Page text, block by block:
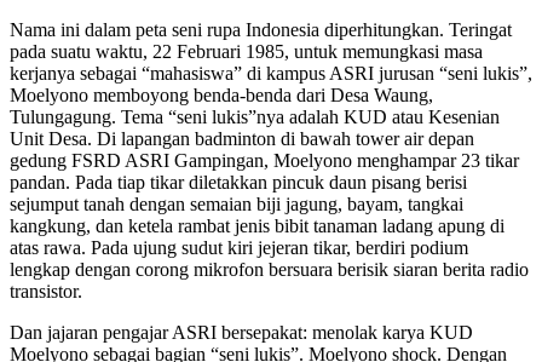
Nama ini dalam peta seni rupa Indonesia diperhitungkan. Teringat
pada suatu waktu, 22 Februari 1985, untuk memungkasi masa
kerjanya sebagai “mahasiswa” di kampus ASRI jurusan “seni lukis”,
Moelyono memboyong benda-benda dari Desa Waung,
Tulungagung. Tema “seni lukis”nya adalah KUD atau Kesenian
Unit Desa. Di lapangan badminton di bawah tower air depan
gedung FSRD ASRI Gampingan, Moelyono menghampar 23 tikar
pandan. Pada tiap tikar diletakkan pincuk daun pisang berisi
sejumput tanah dengan semaian biji jagung, bayam, tangkai
kangkung, dan ketela rambat jenis bibit tanaman ladang apung di
atas rawa. Pada ujung sudut kiri jejeran tikar, berdiri podium
lengkap dengan corong mikrofon bersuara berisik siaran berita radio
transistor.
Dan jajaran pengajar ASRI bersepakat: menolak karya KUD
Moelyono sebagai bagian “seni lukis”. Moelyono shock. Dengan